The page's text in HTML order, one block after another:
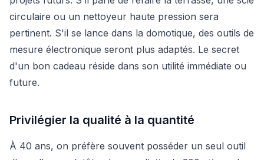
circulaire ou un nettoyeur haute pression sera
pertinent. S'il se lance dans la domotique, des outils de
mesure électronique seront plus adaptés. Le secret
d'un bon cadeau réside dans son utilité immédiate ou
future.
Privilégier la qualité à la quantité
À 40 ans, on préfère souvent posséder un seul outil